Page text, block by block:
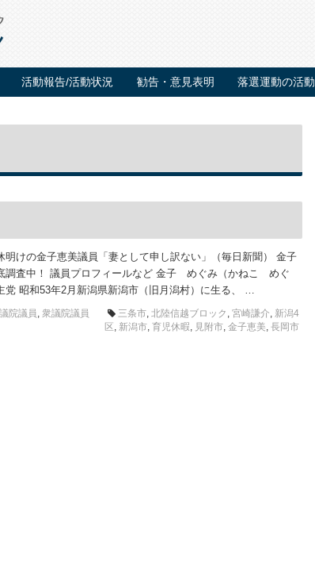
活動報告/活動状況 勧告・意見表明 落選運動の活動
けの金子恵美議員「妻として申し訳ない」（毎日新聞） 金子
調査中！ 議員プロフィールなど 金子 めぐみ（かねこ めぐ
昭和53年2月新潟県新潟市（旧月潟村）に生る、 …
院議員,衆議院議員 三条市,北陸信越ブロック ,宮崎謙介, 新潟4
区, 新潟市,育児休暇, 見附市,金子恵美,長岡市